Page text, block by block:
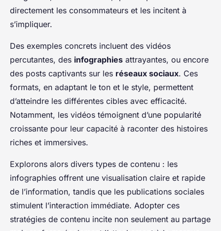
directement les consommateurs et les incitent à
s’impliquer.
Des exemples concrets incluent des vidéos
percutantes, des infographies attrayantes, ou encore
des posts captivants sur les réseaux sociaux. Ces
formats, en adaptant le ton et le style, permettent
d’atteindre les différentes cibles avec efficacité.
Notamment, les vidéos témoignent d’une popularité
croissante pour leur capacité à raconter des histoires
riches et immersives.
Explorons alors divers types de contenu : les
infographies offrent une visualisation claire et rapide
de l’information, tandis que les publications sociales
stimulent l’interaction immédiate. Adopter ces
stratégies de contenu incite non seulement au partage